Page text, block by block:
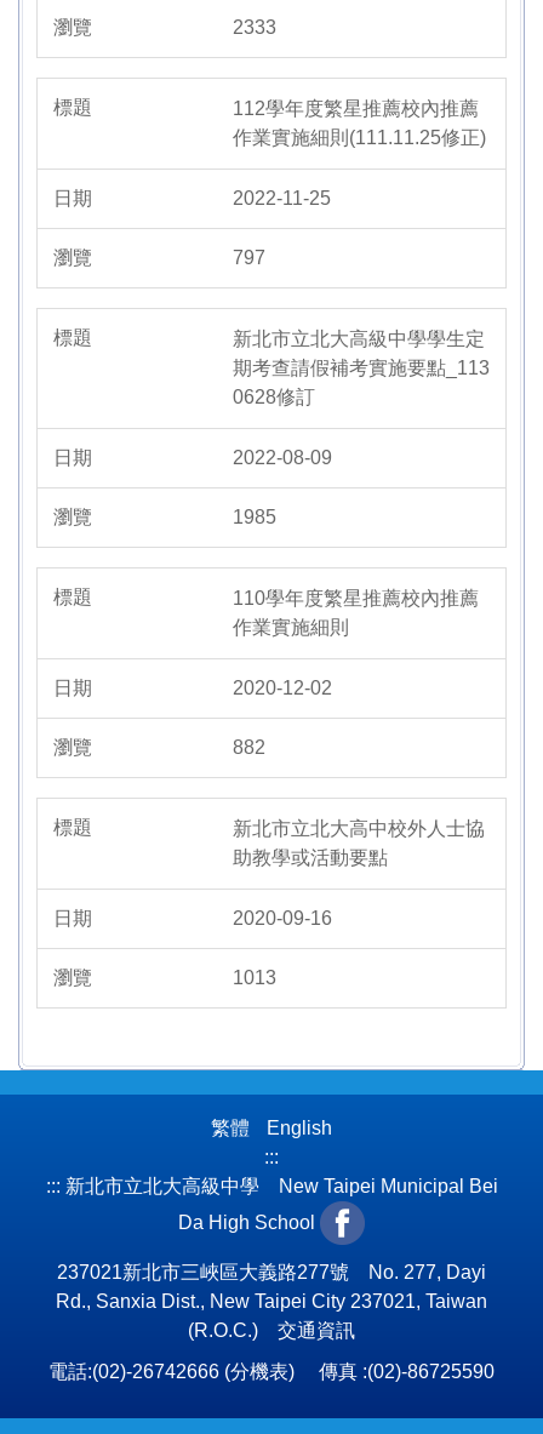
2333
112學年度繁星推薦校內推薦
作業實施細則(111.11.25修正)
2022-11-25
797
新北市立北大高級中學學生定
期考查請假補考實施要點_113
0628修訂
2022-08-09
1985
110學年度繁星推薦校內推薦
作業實施細則
2020-12-02
882
新北市立北大高中校外人士協
助教學或活動要點
2020-09-16
1013
繁體
English
:::
::: 新北市立北大高級中學 New Taipei Municipal Bei
Da High School
237021新北市三峽區大義路277號 No. 277, Dayi
Rd., Sanxia Dist., New Taipei City 237021, Taiwan
(R.O.C.) 交通資訊
電話:(02)-26742666 (分機表) 傳真 :(02)-86725590